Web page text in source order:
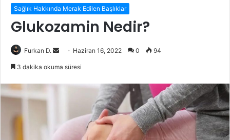
Sağlık Hakkında Merak Edilen Başlıklar
Glukozamin Nedir?
Furkan D.
Bir
göndermek
Haziran 16, 2022 0 94
3 dakika okuma süresi